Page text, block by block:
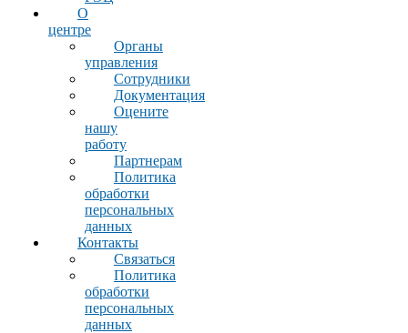
О
центре
Органы
управления
Сотрудники
Документация
Оцените
нашу
работу
Партнерам
Политика
обработки
персональных
данных
Контакты
Связаться
Политика
обработки
персональных
данных